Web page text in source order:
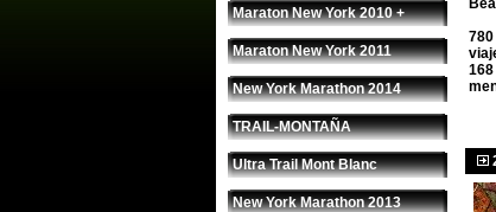
Maraton New York 2010 +
Maraton New York 2011
New York Marathon 2014
TRAIL-MONTAÑA
Ultra Trail Mont Blanc
New York Marathon 2013